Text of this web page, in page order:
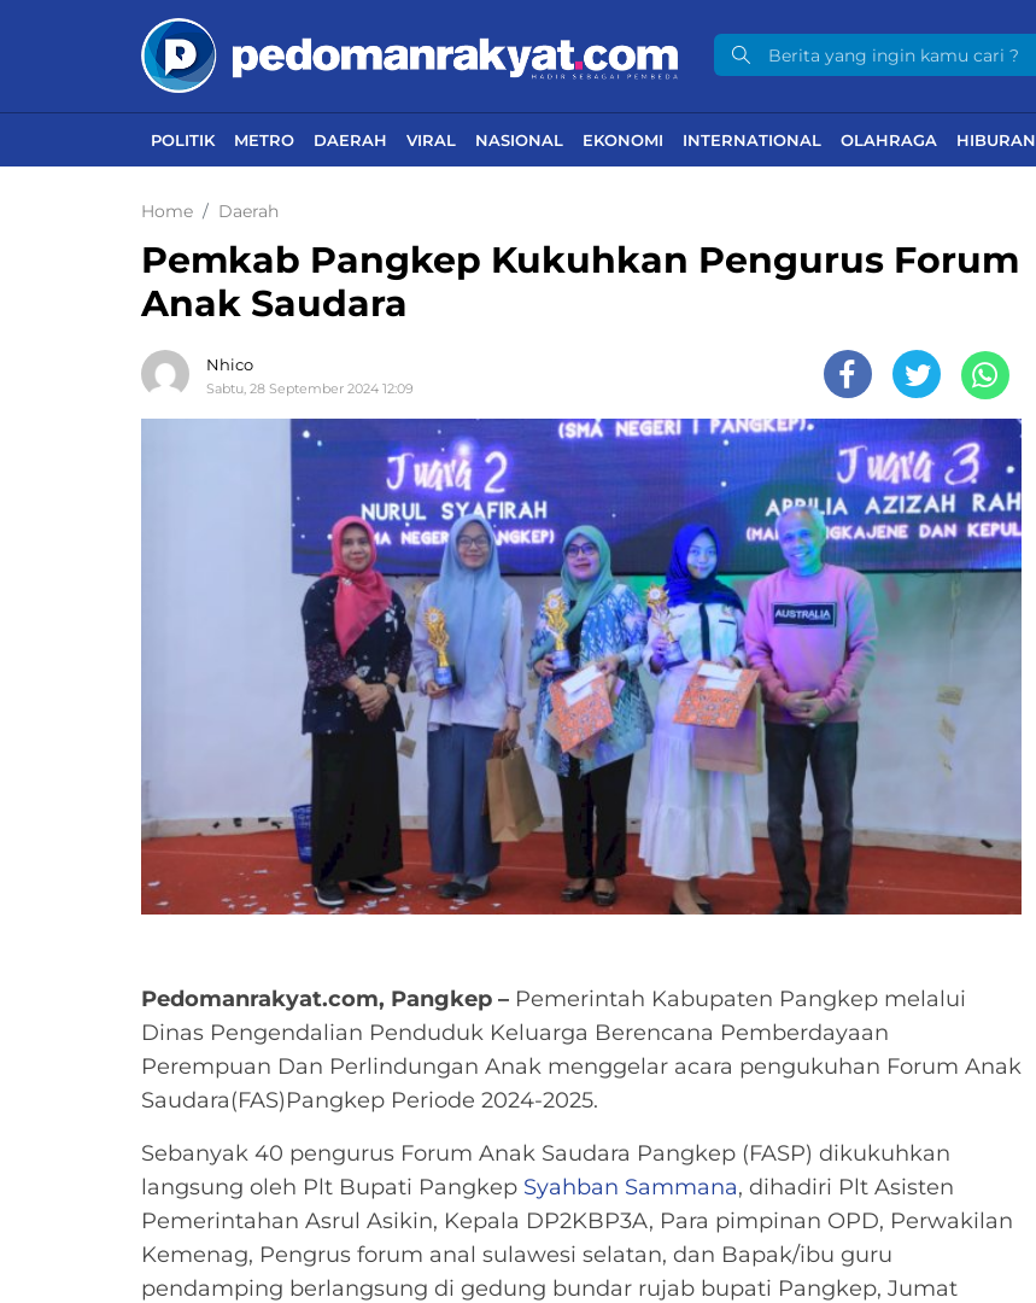
POLITIK METRO DAERAH VIRAL NASIONAL EKONOMI INTERNATIONAL OLAHRAGA HIBURAN
Home Daerah
Pemkab Pangkep Kukuhkan Pengurus Forum
Anak Saudara
Nhico
Sabtu, 28 September 2024 12:09
Pedomanrakyat.com, Pangkep – Pemerintah Kabupaten Pangkep melalui
Dinas Pengendalian Penduduk Keluarga Berencana Pemberdayaan
Perempuan Dan Perlindungan Anak menggelar acara pengukuhan Forum Anak
Saudara(FAS)Pangkep Periode 2024-2025.
Sebanyak 40 pengurus Forum Anak Saudara Pangkep (FASP) dikukuhkan
langsung oleh Plt Bupati Pangkep Syahban Sammana, dihadiri Plt Asisten
Pemerintahan Asrul Asikin, Kepala DP2KBP3A, Para pimpinan OPD, Perwakilan
Kemenag, Pengrus forum anal sulawesi selatan, dan Bapak/ibu guru
pendamping berlangsung di gedung bundar rujab bupati Pangkep, Jumat